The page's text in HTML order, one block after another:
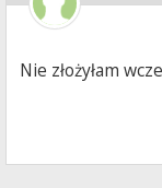
Nie złożyłam